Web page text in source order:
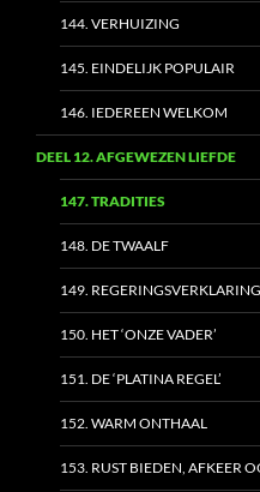
144. VERHUIZING
145. EINDELIJK POPULAIR
146. IEDEREEN WELKOM
DEEL 12. AFGEWEZEN LIEFDE
147. TRADITIES
148. DE TWAALF
149. REGERINGSVERKLARING
150. HET ‘ONZE VADER’
151. DE ‘PLATINA REGEL’
152. WARM ONTHAAL
153. RUST BIEDEN, AFKEER